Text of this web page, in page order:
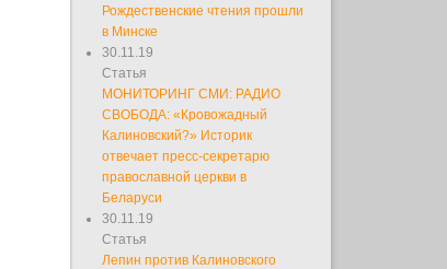
Рождественские чтения прошли
в Минске
30.11.19
Статья
МОНИТОРИНГ СМИ: РАДИО
СВОБОДА: «Кровожадный
Калиновский?» Историк
отвечает пресс-секретарю
православной церкви в
Беларуси
30.11.19
Статья
Лепин против Калиновского